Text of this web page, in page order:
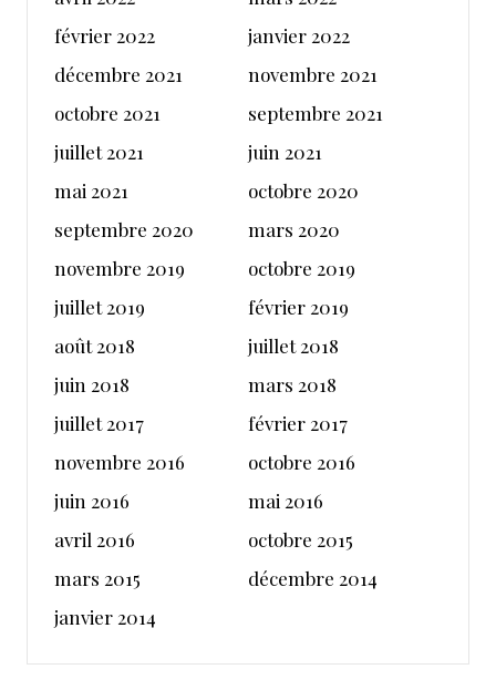
février 2022
janvier 2022
décembre 2021
novembre 2021
octobre 2021
septembre 2021
juillet 2021
juin 2021
mai 2021
octobre 2020
septembre 2020
mars 2020
novembre 2019
octobre 2019
juillet 2019
février 2019
août 2018
juillet 2018
juin 2018
mars 2018
juillet 2017
février 2017
novembre 2016
octobre 2016
juin 2016
mai 2016
avril 2016
octobre 2015
mars 2015
décembre 2014
janvier 2014